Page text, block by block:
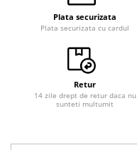
Plata securizata
Plata securizata cu cardul
Retur
14 zile drept de retur daca nu
sunteti multumit